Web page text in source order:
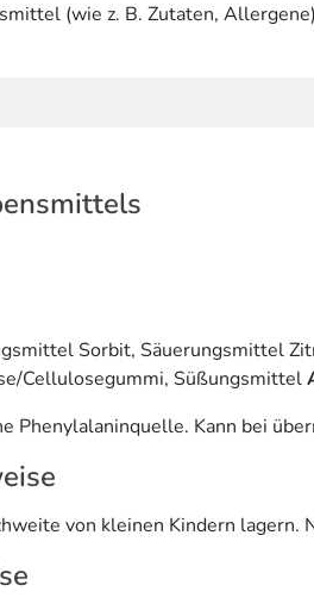
(wie z. B. Zutaten,
Sorbit, Säuerungsmittel
Cellulosegummi, Süßungsmittel
Phenylalaninquelle. Kann bei
von kleinen Kindern lagern.